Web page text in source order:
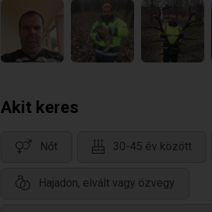
Akit keres
Nőt 30-45 év között
Hajadon, elvált vagy özvegy